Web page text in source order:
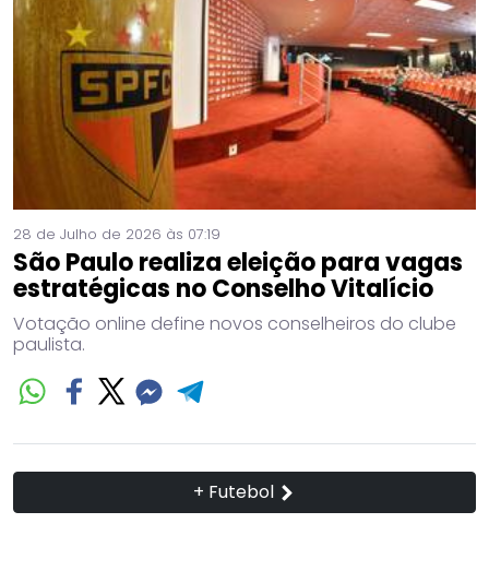
28 de Julho de 2026 às 07:19
São Paulo realiza eleição para vagas
estratégicas no Conselho Vitalício
Votação online define novos conselheiros do clube
paulista.
+ Futebol